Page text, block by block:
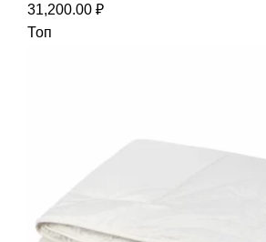
31,200.00 ₽
Топ